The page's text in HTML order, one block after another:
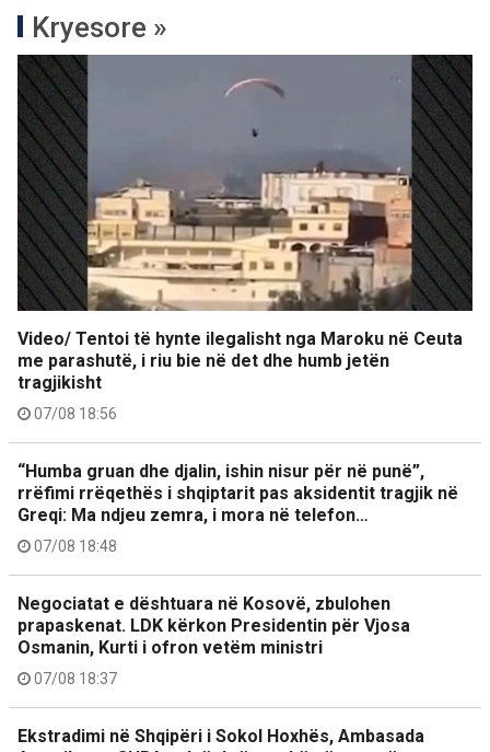
Kryesore »
Video/ Tentoi të hynte ilegalisht nga Maroku në Ceuta
me parashutë, i riu bie në det dhe humb jetën
tragjikisht
07/08 18:56
“Humba gruan dhe djalin, ishin nisur për në punë”,
rrëfimi rrëqethës i shqiptarit pas aksidentit tragjik në
Greqi: Ma ndjeu zemra, i mora në telefon…
07/08 18:48
Negociatat e dështuara në Kosovë, zbulohen
prapaskenat. LDK kërkon Presidentin për Vjosa
Osmanin, Kurti i ofron vetëm ministri
07/08 18:37
Ekstradimi në Shqipëri i Sokol Hoxhës, Ambasada